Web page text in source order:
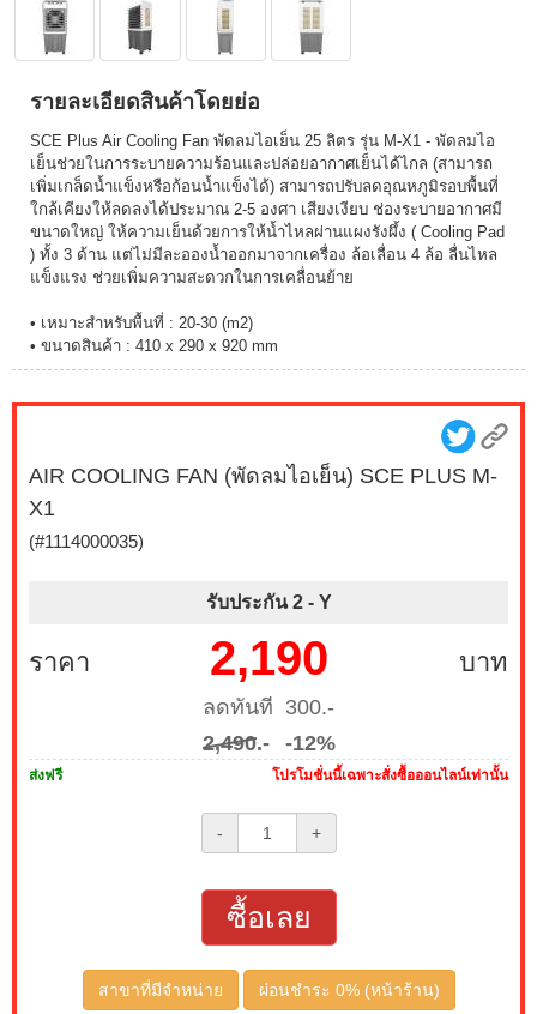
รายละเอียดสินค้าโดยย่อ
SCE Plus Air Cooling Fan พัดลมไอเย็น 25 ลิตร รุ่น M-X1 - พัดลมไอ
เย็นช่วยในการระบายความร้อนและปล่อยอากาศเย็นได้ไกล (สามารถ
เพิ่มเกล็ดน้ำแข็งหรือก้อนน้ำแข็งได้) สามารถปรับลดอุณหภูมิรอบพื้นที่
ใกล้เคียงให้ลดลงได้ประมาณ 2-5 องศา เสียงเงียบ ช่องระบายอากาศมี
ขนาดใหญ่ ให้ความเย็นด้วยการให้น้ำไหลผ่านแผงรังผึ้ง ( Cooling Pad
) ทั้ง 3 ด้าน แต่ไม่มีละอองน้ำออกมาจากเครื่อง ล้อเลื่อน 4 ล้อ ลื่นไหล
แข็งแรง ช่วยเพิ่มความสะดวกในการเคลื่อนย้าย
• เหมาะสำหรับพื้นที่ : 20-30 (m2)
• ขนาดสินค้า : 410 x 290 x 920 mm
AIR COOLING FAN (พัดลมไอเย็น) SCE PLUS M-
X1
(#1114000035)
รับประกัน 2 - Y
ราคา บาท
2,190
ลดทันที 300.-
2,490.- -12%
ส่งฟรี โปรโมชั่นนี้เฉพาะสั่งซื้อออนไลน์เท่านั้น
- +
ซื้อเลย
สาขาที่มีจำหน่าย ผ่อนชำระ 0% (หน้าร้าน)